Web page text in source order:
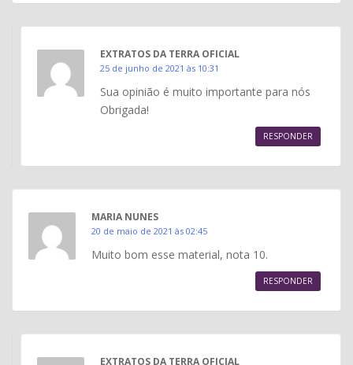
EXTRATOS DA TERRA OFICIAL
25 de junho de 2021 às 10:31
Sua opinião é muito importante para nós
Obrigada!
RESPONDER
MARIA NUNES
20 de maio de 2021 às 02:45
Muito bom esse material, nota 10.
RESPONDER
EXTRATOS DA TERRA OFICIAL